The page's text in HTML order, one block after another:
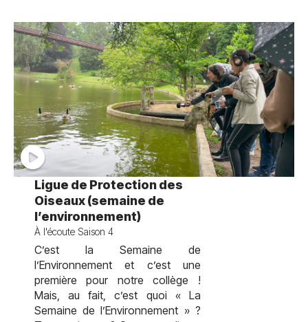
Ligue de Protection des
Oiseaux (semaine de
l’environnement)
À l'écoute Saison 4
C’est la Semaine de
l’Environnement et c’est une
première pour notre collège !
Mais, au fait, c’est quoi « La
Semaine de l’Environnement » ?